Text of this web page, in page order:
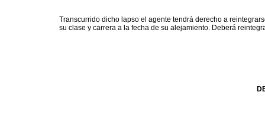
Transcurrido dicho lapso el agente tendrá derecho a
su clase y carrera a la fecha de su alejamiento. Deberá